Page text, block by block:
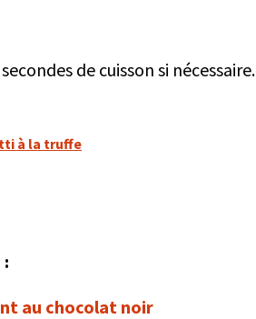
de cuisson si nécessaire.
à la truffe
au chocolat noir